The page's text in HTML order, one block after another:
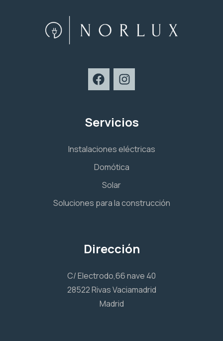
Servicios
Instalaciones eléctricas
Domótica
Solar
Soluciones para la construcción
Dirección
C/ Electrodo,66 nave 40
28522 Rivas Vaciamadrid
Madrid